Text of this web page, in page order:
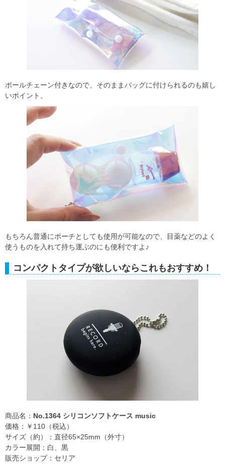
ボールチェーン付きなので、そのままバッグに付けられるのも嬉し
いポイント。
もちろん普通にポーチとしても使用が可能なので、目薬などのよく
使うものを入れて持ち運ぶのにも便利ですよ♪
コンパクトタイプが欲しいならこれもおすすめ！
商品名： No.1364 シリコンソフトケース music
価格：￥110（税込）
サイズ（約）：直径65×25mm（外寸）
カラー展開：白、黒
販売ショップ：セリア